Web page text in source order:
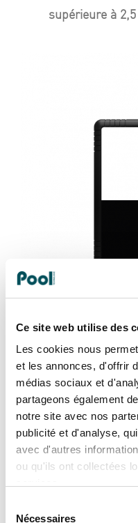
Ce site web utilise des
Les cookies nous
et les annonces, d'offrir
médias sociaux et
partageons également
notre site avec nos
publicité et d'analyse,
avec d'autres
ou qu'ils ont collectées
Nécessaires
supérieure à